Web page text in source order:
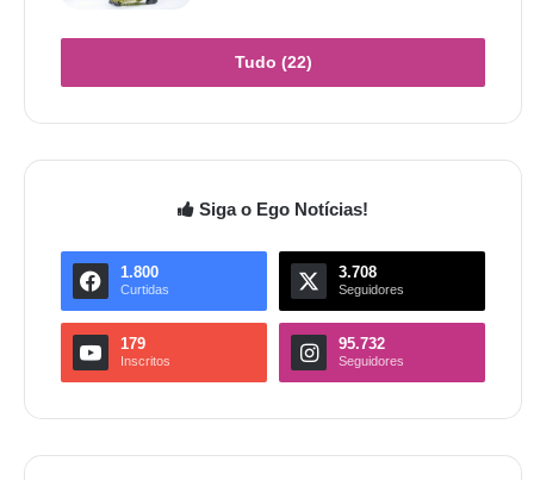
Tudo (22)
Siga o Ego Notícias!
1.800
Curtidas
3.708
Seguidores
179
Inscritos
95.732
Seguidores